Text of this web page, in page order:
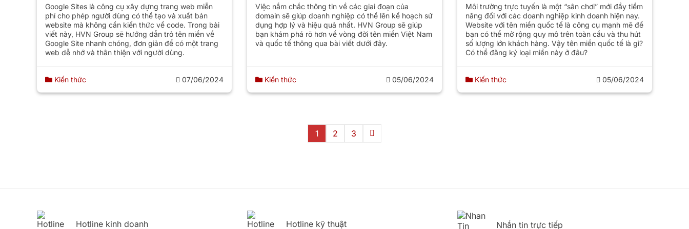
Google Sites là công cụ xây dựng trang web miễn
phí cho phép người dùng có thể tạo và xuất bản
website mà không cần kiến thức về code. Trong bài
viết này, HVN Group sẽ hướng dẫn trỏ tên miền về
Google Site nhanh chóng, đơn giản để có một trang
web dễ nhớ và thân thiện với người dùng.
Kiến thức 07/06/2024
Việc nắm chắc thông tin về các giai đoạn của
domain sẽ giúp doanh nghiệp có thể lên kế hoạch sử
dụng hợp lý và hiệu quả nhất. HVN Group sẽ giúp
bạn khám phá rõ hơn về vòng đời tên miền Việt Nam
và quốc tế thông qua bài viết dưới đây.
Kiến thức 05/06/2024
Môi trường trực tuyến là một “sân chơi” mới đầy tiềm
năng đối với các doanh nghiệp kinh doanh hiện nay.
Website với tên miền quốc tế là công cụ mạnh mẽ để
bạn có thể mở rộng quy mô trên toàn cầu và thu hút
số lượng lớn khách hàng. Vậy tên miền quốc tế là gì?
Có thể đăng ký loại miền này ở đâu?
Kiến thức 05/06/2024
1 2 3
Hotline kinh doanh Hotline kỹ thuật Nhắn tin trực tiếp